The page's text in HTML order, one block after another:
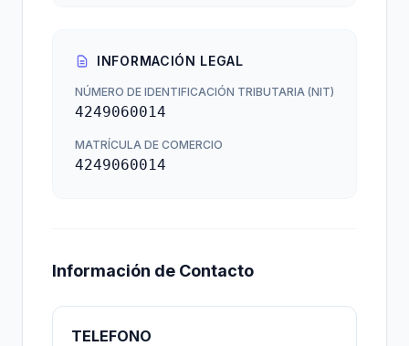
INFORMACIÓN LEGAL
NÚMERO DE IDENTIFICACIÓN TRIBUTARIA (NIT)
4249060014
MATRÍCULA DE COMERCIO
4249060014
Información de Contacto
TELEFONO